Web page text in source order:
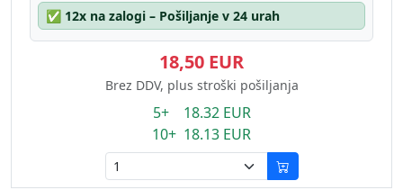
✅ 12x na zalogi – Pošiljanje v 24 urah
18,50 EUR
Brez DDV, plus stroški pošiljanja
5+ 18.32 EUR
10+ 18.13 EUR